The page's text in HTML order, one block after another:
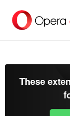
pääsisältöön
These